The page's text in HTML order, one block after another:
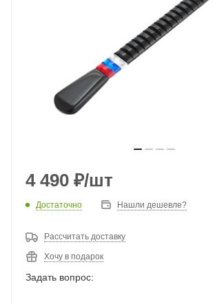
4 490 ₽/шт
Достаточно Нашли дешевле?
Рассчитать доставку
Хочу в подарок
Задать вопрос: